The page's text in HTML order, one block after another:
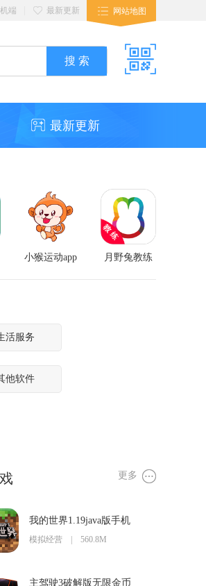
端 最新更新 网站地图
最新更新
小猴运动app
月野兔教练
活服务
他软件
更多
我的世界1.19java版手机
模拟经营 | 560.8M
主驾驶3破解版无限金币